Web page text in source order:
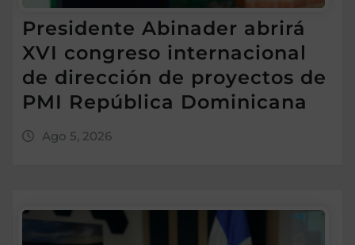
Presidente Abinader abrirá
XVI congreso internacional
de dirección de proyectos de
PMI República Dominicana
Ago 5, 2026